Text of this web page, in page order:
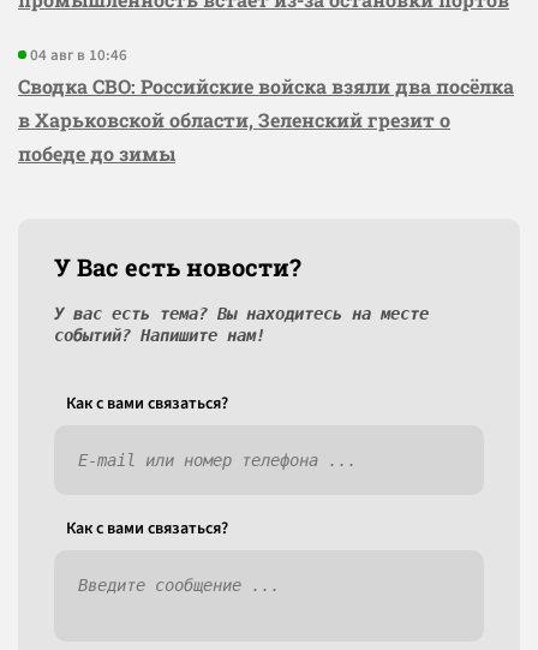
04 авг в 10:46
Сводка СВО: Российские войска взяли два посёлка
в Харьковской области, Зеленский грезит о
победе до зимы
У Вас есть новости?
У вас есть тема? Вы находитесь на месте
событий? Напишите нам!
Как c вами связаться?
Как c вами связаться?